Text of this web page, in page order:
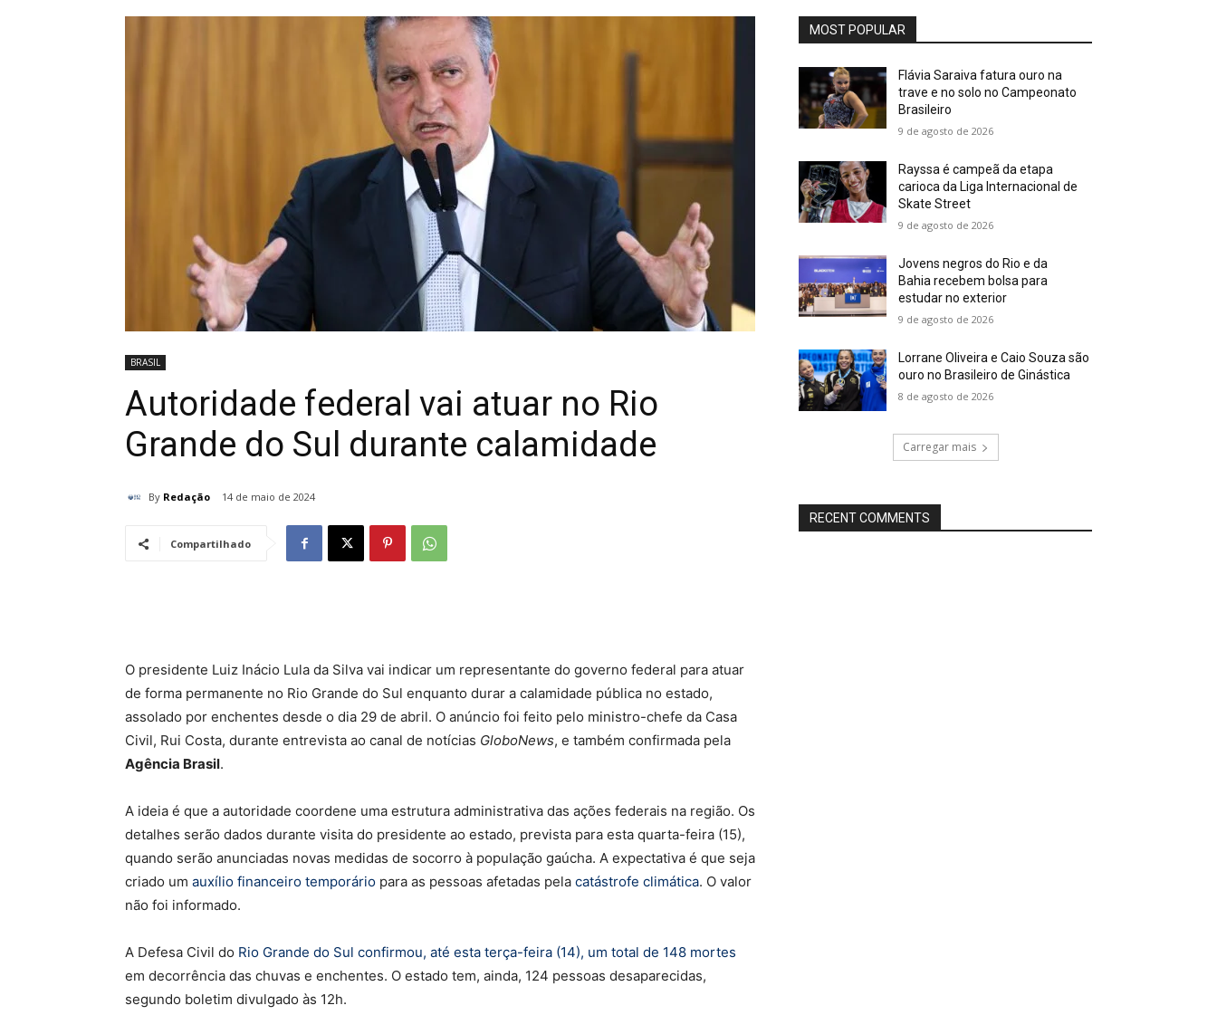
BRASIL
Autoridade federal vai atuar no Rio
Grande do Sul durante calamidade
By Redação 14 de maio de 2024
Compartilhado
O presidente Luiz Inácio Lula da Silva vai indicar um representante do governo federal para atuar
de forma permanente no Rio Grande do Sul enquanto durar a calamidade pública no estado,
assolado por enchentes desde o dia 29 de abril. O anúncio foi feito pelo ministro-chefe da Casa
Civil, Rui Costa, durante entrevista ao canal de notícias GloboNews, e também confirmada pela
Agência Brasil.
A ideia é que a autoridade coordene uma estrutura administrativa das ações federais na região. Os
detalhes serão dados durante visita do presidente ao estado, prevista para esta quarta-feira (15),
quando serão anunciadas novas medidas de socorro à população gaúcha. A expectativa é que seja
criado um auxílio financeiro temporário para as pessoas afetadas pela catástrofe climática. O valor
não foi informado.
A Defesa Civil do Rio Grande do Sul confirmou, até esta terça-feira (14), um total de 148 mortes
em decorrência das chuvas e enchentes. O estado tem, ainda, 124 pessoas desaparecidas,
segundo boletim divulgado às 12h.
MOST POPULAR
Flávia Saraiva fatura ouro na
trave e no solo no Campeonato
Brasileiro
9 de agosto de 2026
Rayssa é campeã da etapa
carioca da Liga Internacional de
Skate Street
9 de agosto de 2026
Jovens negros do Rio e da
Bahia recebem bolsa para
estudar no exterior
9 de agosto de 2026
Lorrane Oliveira e Caio Souza são
ouro no Brasileiro de Ginástica
8 de agosto de 2026
Carregar mais
RECENT COMMENTS